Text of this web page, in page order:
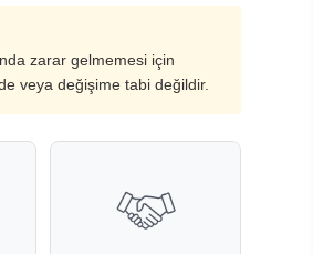
zarar gelmemesi için
veya değişime tabi değildir.